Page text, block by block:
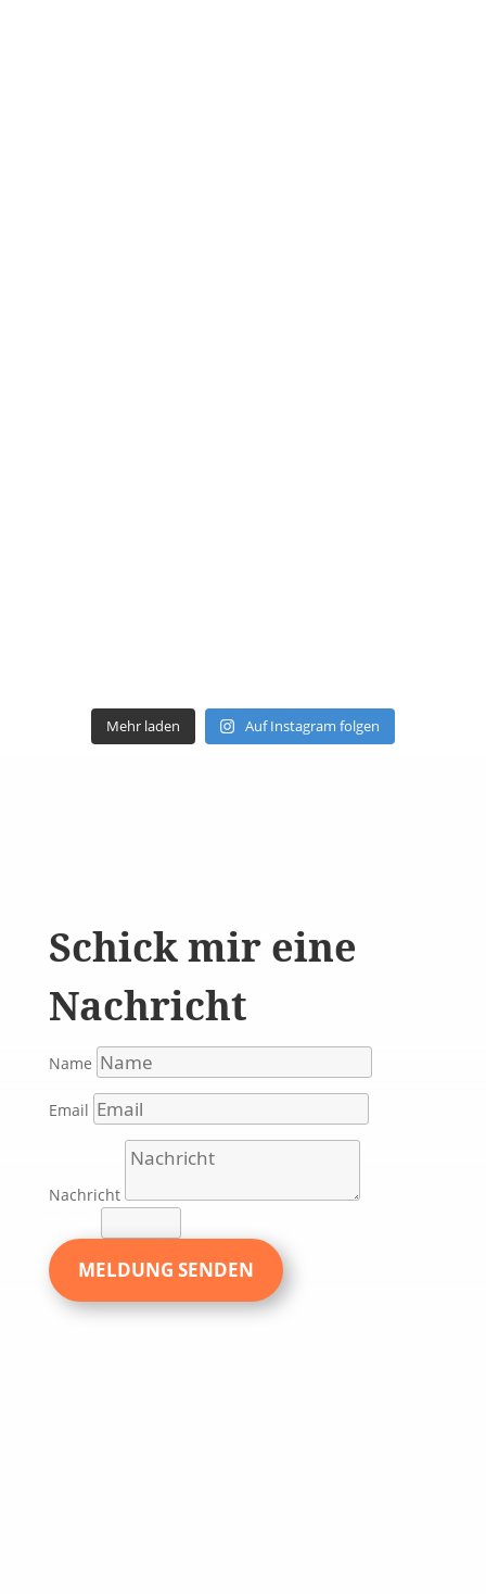
Mehr laden Auf Instagram folgen
Schick mir eine
Nachricht
Name
Email
Nachricht
MELDUNG SENDEN